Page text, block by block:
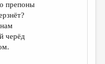
препоны
черёд